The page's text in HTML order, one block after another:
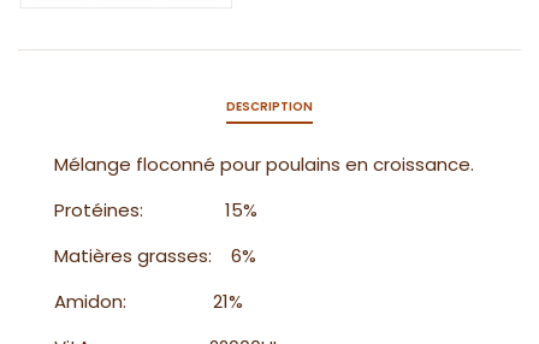
DESCRIPTION
Mélange floconné pour poulains en croissance.
Protéines: 15%
Matières grasses: 6%
Amidon: 21%